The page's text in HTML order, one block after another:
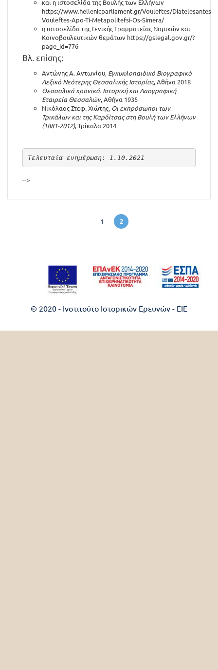
και η ιστοσελίδα της Βουλής των Ελλήνων
https://www.hellenicparliament.gr/Vouleftes/Diatelesantes-
Vouleftes-Apo-Ti-Metapolitefsi-Os-Simera/
η ιστοσελίδα της Γενικής Γραμματείας Νομικών και
Κοινοβουλευτικών θεμάτων https://gslegal.gov.gr/?
page_id=776
Βλ. επίσης:
Αντώνης Α. Αντωνίου, Εγκυκλοπαιδικό Βιογραφικό
Λεξικό Νεότερης Θεσσαλικής Ιστορίας, Αθήνα 2018
Θεσσαλικά χρονικά. Ιστορική και Λαογραφική
Εταιρεία Θεσσαλών, Αθήνα 1935
Νικόλαος Στεφ. Χιώτης, Οι εκπρόσωποι των
Τρικάλων και της Καρδίτσας στη Βουλή των Ελλήνων
(1881-2012), Τρίκαλα 2014
Τελευταία ενημέρωση: 1.10.2021
-->
1 2
© 2020 - Ινστιτούτο Ιστορικών Ερευνών - EIE